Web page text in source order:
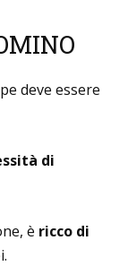
deve essere
di
è ricco di